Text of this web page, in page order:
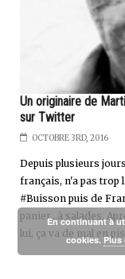
Un originaire de
sur Twitter
OCTOBRE 3RD, 2016
Depuis plusieurs
français, n'a pas trop
#Buisson puis de
panier...à salades.
lui, ça va de mal en
En continuant à
cookies.Plus